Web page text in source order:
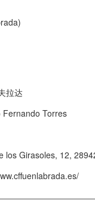
拉达
Fernando Torres
los Girasoles, 12,